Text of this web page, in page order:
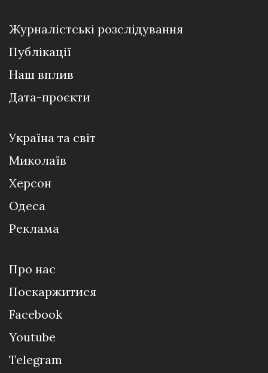
Журналістські розслідування
Публікації
Наш вплив
Дата-проєкти
Україна та світ
Миколаїв
Херсон
Одеса
Реклама
Про нас
Поскаржитися
Facebook
Youtube
Telegram